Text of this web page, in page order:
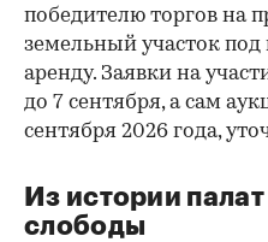
победителю торгов на
земельный участок
аренду. Заявки на
до 7 сентября, а сам
сентября 2026 года,
Из истории
слободы